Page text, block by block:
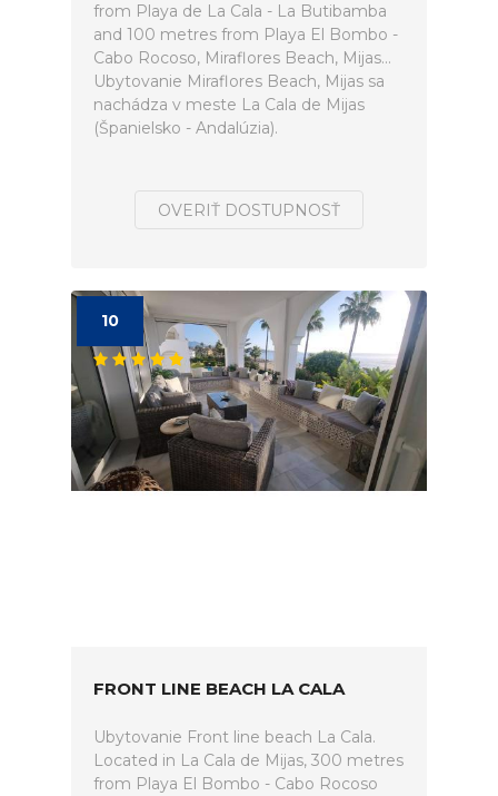
from Playa de La Cala - La Butibamba
and 100 metres from Playa El Bombo -
Cabo Rocoso, Miraflores Beach, Mijas...
Ubytovanie Miraflores Beach, Mijas sa
nachádza v meste La Cala de Mijas
(Španielsko - Andalúzia).
OVERIŤ DOSTUPNOSŤ
10
FRONT LINE BEACH LA CALA
Ubytovanie Front line beach La Cala.
Located in La Cala de Mijas, 300 metres
from Playa El Bombo - Cabo Rocoso